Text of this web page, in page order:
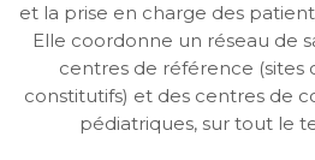
et la prise en charge des
Elle coordonne un réseau de
centres de référence (sites
constitutifs) et des centres de
pédiatriques, sur tout le